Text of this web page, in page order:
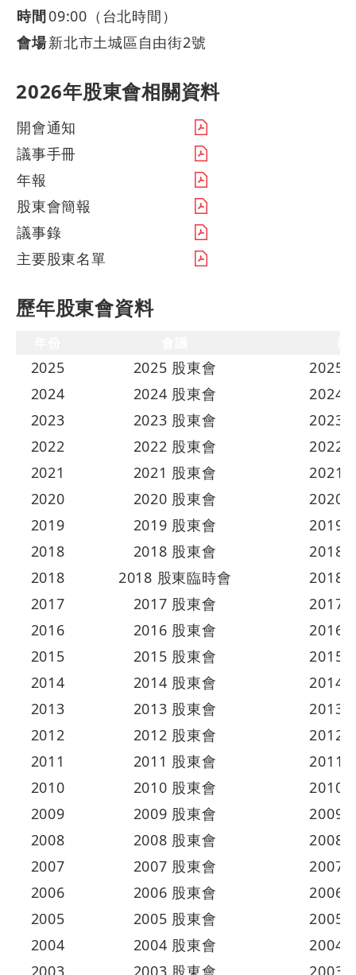
時間09:00（台北時間）
會場新北市土城區自由街2號
2026年股東會相關資料
開會通知
議事手冊
年報
股東會簡報
議事錄
主要股東名單
歷年股東會資料
2025 2025 股東會
2025/
2024
2024 股東會
2024/
2023
2023 股東會
2023/
2022
2022 股東會
2022/
2021
2021 股東會
2021/
2020
2020 股東會
2020/
2019
2019 股東會
2019/
2018
2018 股東會
2018/
2018
2018 股東臨時會
2018/
2017
2017 股東會
2017/
2016
2016 股東會
2016/
2015
2015 股東會
2015/
2014
2014 股東會
2014/
2013
2013 股東會
2013/
2012
2012 股東會
2012/
2011
2011 股東會
2011/
2010
2010 股東會
2010/
2009
2009 股東會
2009/
2008
2008 股東會
2008/
2007
2007 股東會
2007/
2006
2006 股東會
2006/
2005
2005 股東會
2005/
2004
2004 股東會
2004/
2003
2003 股東會 2003/